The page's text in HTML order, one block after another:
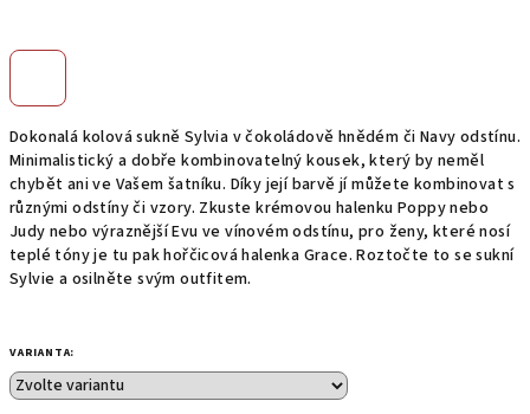
Dokonalá kolová sukně Sylvia v čokoládově hnědém či Navy odstínu.
Minimalistický a dobře kombinovatelný kousek, který by neměl
chybět ani ve Vašem šatníku. Díky její barvě jí můžete kombinovat s
různými odstíny či vzory. Zkuste krémovou halenku Poppy nebo
Judy nebo výraznější Evu ve vínovém odstínu, pro ženy, které nosí
teplé tóny je tu pak hořčicová halenka Grace. Roztočte to se sukní
Sylvie a osilněte svým outfitem.
VARIANTA: